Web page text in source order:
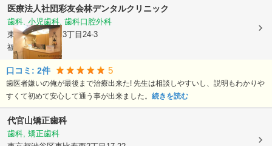
医療法人社団彩友会林デンタルクリニック
歯科, 小児歯科, 歯科口腔外科
東京都渋谷区東3丁目24-3
福田ビル1階
口コミ: 2件 5
歯医者嫌いの俺が最後まで治療出来た! 先生は相談しやすいし、説明もわかりや
すくて初めて安心して通う事が出来ました。 続きを読む
代官山矯正歯科
歯科, 矯正歯科